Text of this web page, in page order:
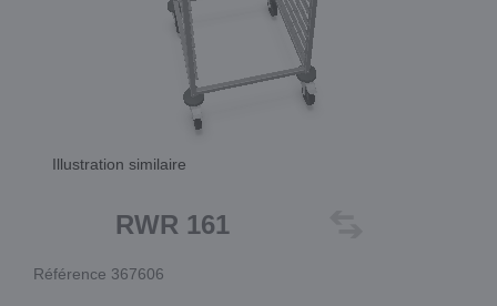
Illustration similaire
RWR 161
Référence 367606